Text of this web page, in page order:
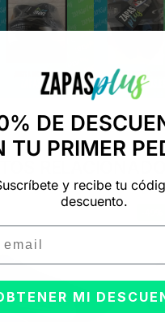
DE
TU PRIMER
y recibe tu
descuento.
MI